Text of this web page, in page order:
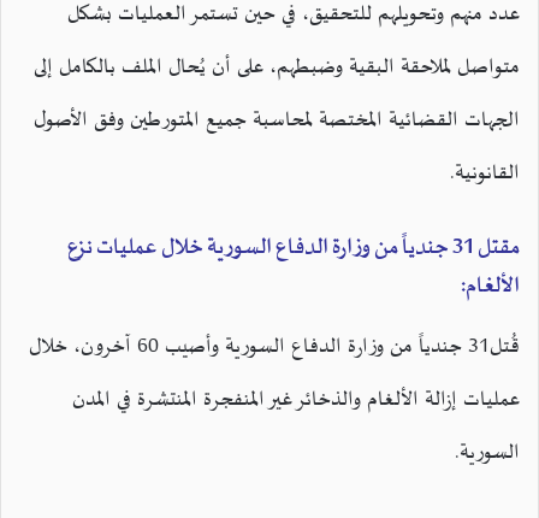
عدد منهم وتحويلهم للتحقيق، في حين تستمر العمليات بشكل
متواصل لملاحقة البقية وضبطهم، على أن يُحال الملف بالكامل إلى
الجهات القضائية المختصة لمحاسبة جميع المتورطين وفق الأصول
القانونية.
مقتل 31 جندياً من وزارة الدفاع السورية خلال عمليات نزع
الألغام:
قُتل31 جندياً من وزارة الدفاع السورية وأصيب 60 آخرون، خلال
عمليات إزالة الألغام والذخائر غير المنفجرة المنتشرة في المدن
السورية.